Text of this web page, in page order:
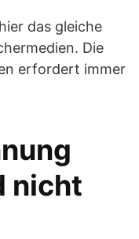
das gleiche
Die
erfordert immer
nicht